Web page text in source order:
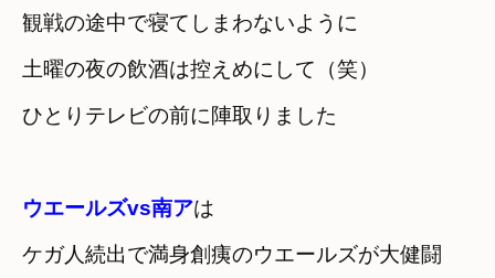
観戦の途中で寝てしまわないように
土曜の夜の飲酒は控えめにして（笑）
ひとりテレビの前に陣取りました
ウエールズvs南アは
ケガ人続出で満身創痍のウエールズが大健闘